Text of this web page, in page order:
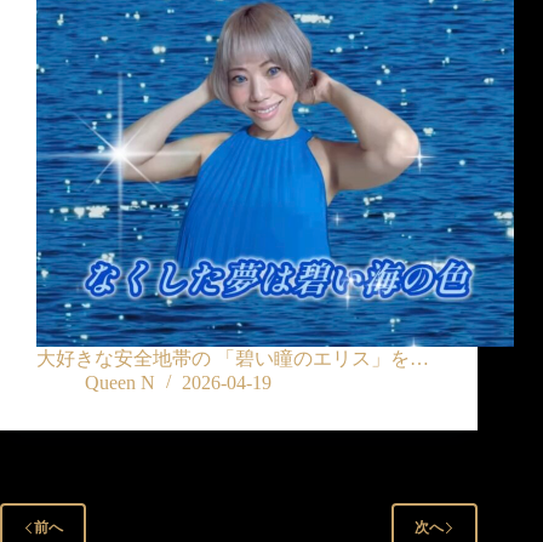
大好きな安全地帯の 「碧い瞳のエリス」を…
Queen N
2026-04-19
前へ 次へ